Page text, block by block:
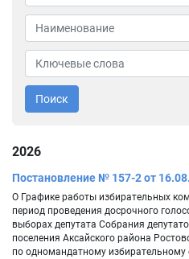
Поиск
2026
Постановление № 157-2 от
О Графике работы избирательных
период проведения досрочного
выборах депутата Собрания
поселения Аксайского района
по одномандатному избирательному